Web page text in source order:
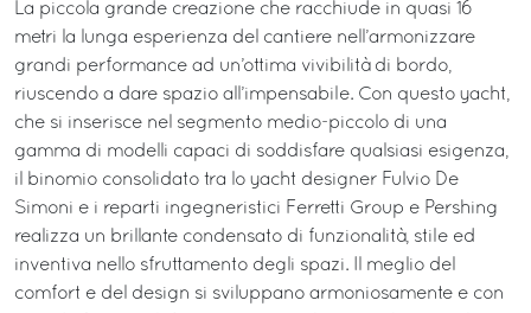
La piccola grande creazione che racchiude in quasi 16
metri la lunga esperienza del cantiere nell’armonizzare
grandi performance ad un’ottima vivibilità di bordo,
riuscendo a dare spazio all’impensabile. Con questo yacht,
che si inserisce nel segmento medio-piccolo di una
gamma di modelli capaci di soddisfare qualsiasi esigenza,
il binomio consolidato tra lo yacht designer Fulvio De
Simoni e i reparti ingegneristici Ferretti Group e Pershing
realizza un brillante condensato di funzionalità, stile ed
inventiva nello sfruttamento degli spazi. Il meglio del
comfort e del design si sviluppano armoniosamente e con